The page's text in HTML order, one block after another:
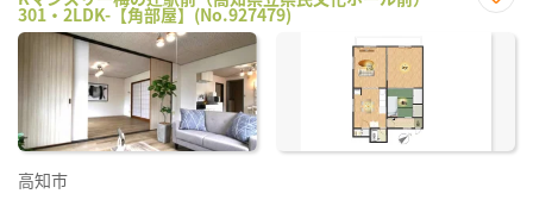
301・2LDK-【角部屋】(No.927479)
に入
高知市